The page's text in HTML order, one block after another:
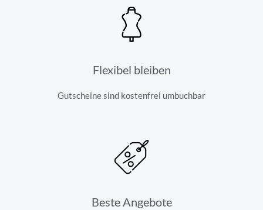
Flexibel bleiben
Gutscheine sind kostenfrei umbuchbar
Beste Angebote